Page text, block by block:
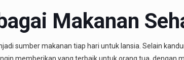
Makanan
sumber makanan tiap hari untuk lansia. Selain